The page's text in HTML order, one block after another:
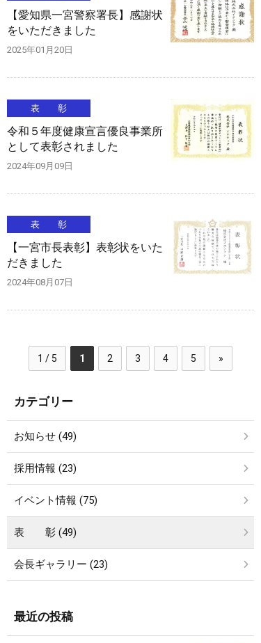
【愛知県一宮警察署長】感謝状
をいただきました
2025年01月20日
表 彰
令和５年度健康宣言優良事業所
として表彰されました
2024年09月09日
表 彰
【一宮市長表彰】表彰状をいた
だきました
2024年08月07日
1 / 5 1 2 3 4 5 »
カテゴリー
お知らせ (49)
採用情報 (23)
イベント情報 (75)
表 彰 (49)
会長ギャラリー (23)
最近の投稿